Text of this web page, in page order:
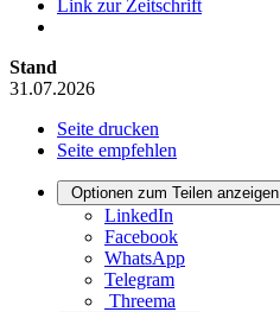
Link zur Zeitschrift
Stand
31.07.2026
Seite drucken
Seite empfehlen
Optionen zum Teilen anzeigen
LinkedIn
Facebook
WhatsApp
Telegram
Threema